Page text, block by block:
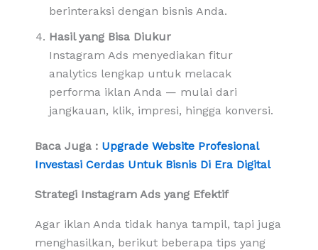
berinteraksi dengan bisnis Anda.
Hasil yang Bisa Diukur
Instagram Ads menyediakan fitur
analytics lengkap untuk melacak
performa iklan Anda — mulai dari
jangkauan, klik, impresi, hingga konversi.
Baca Juga : Upgrade Website Profesional
Investasi Cerdas Untuk Bisnis Di Era Digital
Strategi Instagram Ads yang Efektif
Agar iklan Anda tidak hanya tampil, tapi juga
menghasilkan, berikut beberapa tips yang